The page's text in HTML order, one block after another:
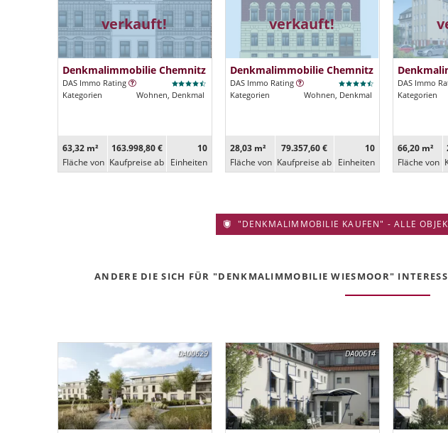
verkauft!
Denkmalimmobilie Chemnitz
DAS Immo Rating
Kategorien
Wohnen, Denkmal
63,32 m²
Fläche von
163.998,80 €
Kaufpreise ab
10
Ein­heiten
verkauft!
Denkmalimmobilie Chemnitz
DAS Immo Rating
Kategorien
Wohnen, Denkmal
28,03 m²
Fläche von
79.357,60 €
Kaufpreise ab
10
Ein­heiten
DAS Immo
Kategorien
66,20 m²
Fläche von
"DENKMALIMMOBILIE KAUFEN" - ALLE
ANDERE DIE SICH FÜR "DENKMALIMMOBILIE WIESMOOR"
DA00629 DA00614